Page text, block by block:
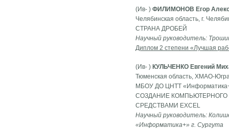
(Ив- ) ФИЛИМОНОВ Егор
Челябинская область, г.
СТРАНА ДРОБЕЙ
Научный руководитель:
Диплом 2 степени «Лучшая
(Ив- ) КУЛЬЧЕНКО Евгений
Тюменская область, ХМАО-
МБОУ ДО ЦНТТ
СОЗДАНИЕ КОМПЬЮТЕРНОГО
СРЕДСТВАМИ EXCEL
Научный руководитель:
«Информатика+» г. Сургута